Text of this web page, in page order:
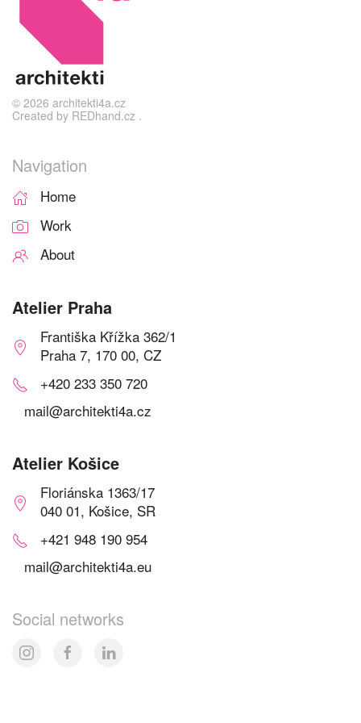
© 2026 architekti4a.cz
Created by REDhand.cz .
Navigation
Home
Work
About
Atelier Praha
Františka Křížka 362/1
Praha 7, 170 00, CZ
+420 233 350 720
mail@architekti4a.cz
Atelier Košice
Floriánska 1363/17
040 01, Košice, SR
+421 948 190 954
mail@architekti4a.eu
Social networks